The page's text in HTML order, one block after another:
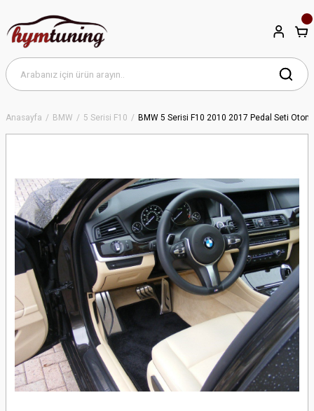
Anasayfa BMW 5 Serisi F10 BMW 5 Serisi F10 2010 2017 Pedal Seti